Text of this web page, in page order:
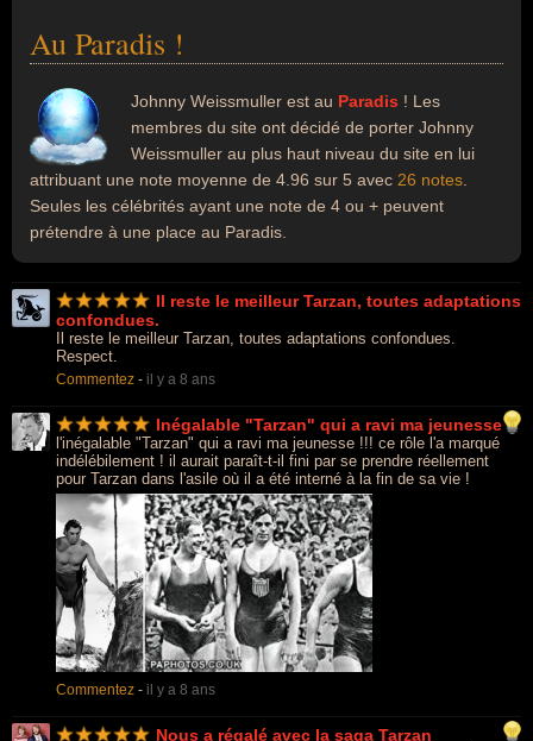
Au Paradis !
Johnny Weissmuller est au Paradis ! Les
membres du site ont décidé de porter Johnny
Weissmuller au plus haut niveau du site en lui
attribuant une note moyenne de 4.96 sur 5 avec 26 notes
Seules les célébrités ayant une note de 4 ou + peuvent
prétendre à une place au Paradis.
Il reste le meilleur Tarzan, toutes adaptations
confondues.
Il reste le meilleur Tarzan, toutes adaptations confondues.
Respect.
Commentez - il y a 8 ans
Inégalable "Tarzan" qui a ravi ma jeunesse
l'inégalable "Tarzan" qui a ravi ma jeunesse !!! ce rôle l'a marqué
indélébilement ! il aurait paraît-t-il fini par se prendre réellement
pour Tarzan dans l'asile où il a été interné à la fin de sa vie !
Commentez - il y a 8 ans
Nous a régalé avec la saga Tarzan